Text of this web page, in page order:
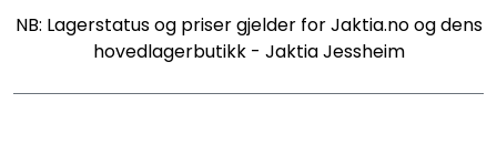
NB: Lagerstatus og priser gjelder for Jaktia.no og dens
hovedlagerbutikk - Jaktia Jessheim